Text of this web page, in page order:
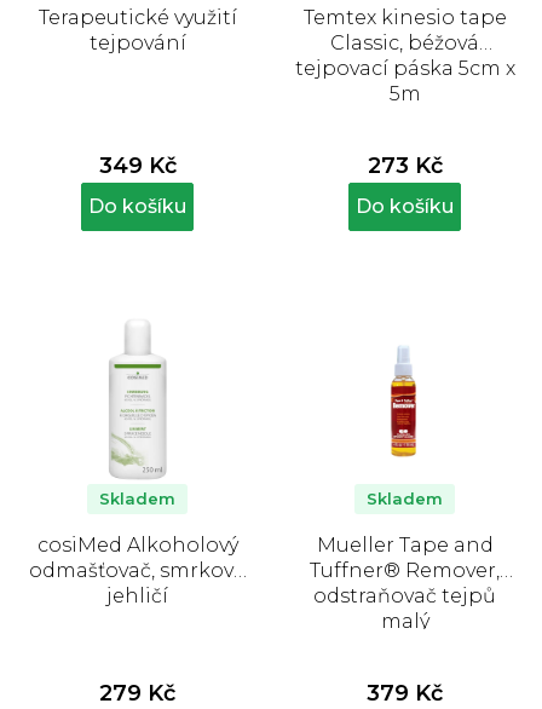
Terapeutické využití
tejpování
349 Kč
Do košíku
Temtex kinesio tape
Classic, béžová
tejpovací páska 5cm x
5m
273 Kč
Do košíku
cosiMed Alkoholový
odmašťovač, smrkové
jehličí
Skladem
279 Kč
Mueller Tape and
Tuffner® Remover,
odstraňovač tejpů
malý
Skladem
379 Kč